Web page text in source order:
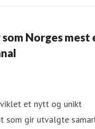
som Norges
et nytt og unikt
som gir utvalgte